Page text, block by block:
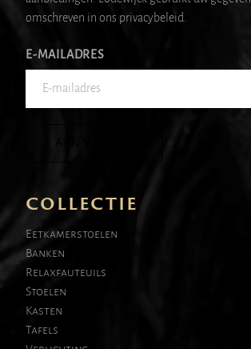
omschreven in ons privacybeleid.
E-MAILADRES
COLLECTIE
Eetkamerstoelen
Banken
Relaxfauteuils
Stoelen
Kasten
Tafels